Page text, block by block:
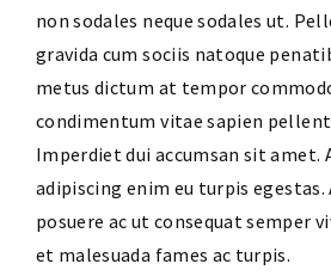
non sodales neque sodales ut.
gravida cum sociis natoque
metus dictum at tempor
condimentum vitae sapien
Imperdiet dui accumsan sit amet.
adipiscing enim eu turpis
posuere ac ut consequat semper
et malesuada fames ac turpis.